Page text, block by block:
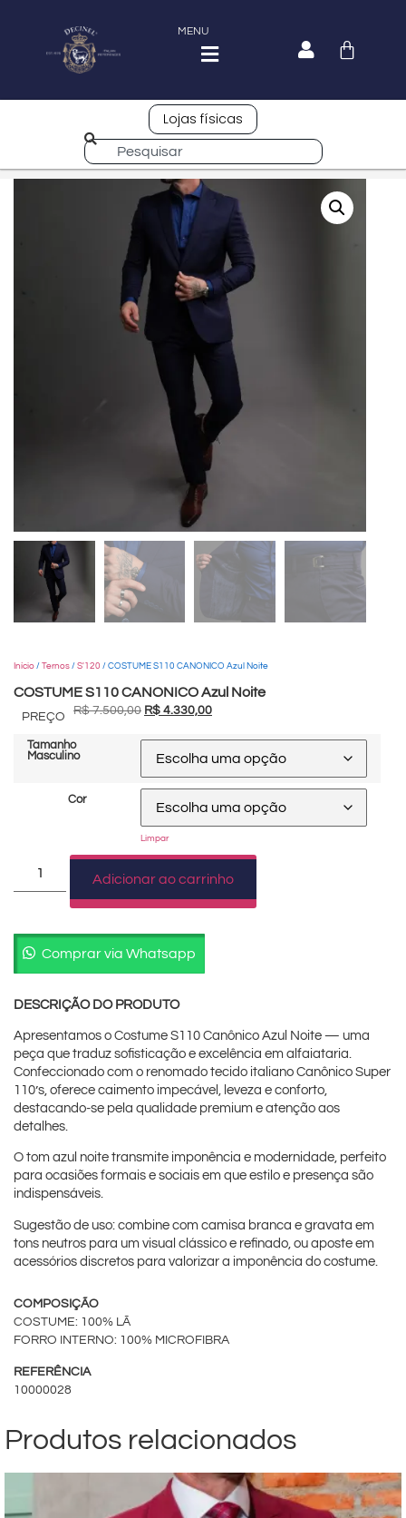
MENU
Lojas físicas
Início / Ternos / S'120 / COSTUME S110 CANONICO Azul Noite
COSTUME S110 CANONICO Azul Noite
PREÇO
R$7.500,00 R$ 4.330,00
Tamanho
Masculino
Cor
Limpar
Adicionar ao carrinho
Comprar via Whatsapp
DESCRIÇÃO DO PRODUTO
Apresentamos o Costume S110 Canônico Azul Noite — uma
peça que traduz sofisticação e excelência em alfaiataria.
Confeccionado com o renomado tecido italiano Canônico Super
110’s, oferece caimento impecável, leveza e conforto,
destacando-se pela qualidade premium e atenção aos
detalhes.
O tom azul noite transmite imponência e modernidade, perfeito
para ocasiões formais e sociais em que estilo e presença são
indispensáveis.
Sugestão de uso: combine com camisa branca e gravata em
tons neutros para um visual clássico e refinado, ou aposte em
acessórios discretos para valorizar a imponência do costume.
COMPOSIÇÃO
COSTUME: 100% LÃ
FORRO INTERNO: 100% MICROFIBRA
REFERÊNCIA
10000028
Produtos relacionados